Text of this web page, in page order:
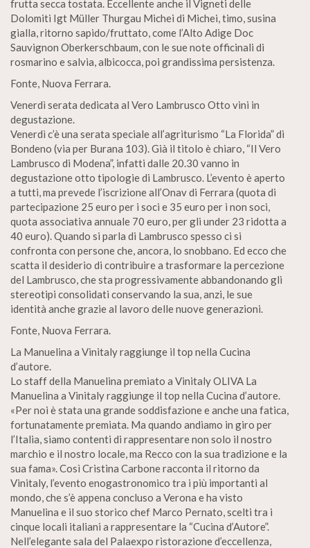
frutta secca tostata. Eccellente anche il Vigneti delle
Dolomiti Igt Müller Thurgau Michei di Michei, timo, susina
gialla, ritorno sapido/fruttato, come l’Alto Adige Doc
Sauvignon Oberkerschbaum, con le sue note officinali di
rosmarino e salvia, albicocca, poi grandissima persistenza.
Fonte, Nuova Ferrara.
Venerdì serata dedicata al Vero Lambrusco Otto vini in
degustazione.
Venerdì c’è una serata speciale all’agriturismo “La Florida” di
Bondeno (via per Burana 103). Già il titolo è chiaro, “Il Vero
Lambrusco di Modena”, infatti dalle 20.30 vanno in
degustazione otto tipologie di Lambrusco. L’evento è aperto
a tutti, ma prevede l’iscrizione all’Onav di Ferrara (quota di
partecipazione 25 euro per i soci e 35 euro per i non soci,
quota associativa annuale 70 euro, per gli under 23 ridotta a
40 euro). Quando si parla di Lambrusco spesso ci si
confronta con persone che, ancora, lo snobbano. Ed ecco che
scatta il desiderio di contribuire a trasformare la percezione
del Lambrusco, che sta progressivamente abbandonando gli
stereotipi consolidati conservando la sua, anzi, le sue
identità anche grazie al lavoro delle nuove generazioni.
Fonte, Nuova Ferrara.
La Manuelina a Vinitaly raggiunge il top nella Cucina
d’autore.
Lo staff della Manuelina premiato a Vinitaly OLIVA La
Manuelina a Vinitaly raggiunge il top nella Cucina d’autore.
«Per noi è stata una grande soddisfazione e anche una fatica,
fortunatamente premiata. Ma quando andiamo in giro per
l’Italia, siamo contenti di rappresentare non solo il nostro
marchio e il nostro locale, ma Recco con la sua tradizione e la
sua fama». Così Cristina Carbone racconta il ritorno da
Vinitaly, l’evento enogastronomico tra i più importanti al
mondo, che s’è appena concluso a Verona e ha visto
Manuelina e il suo storico chef Marco Pernato, scelti tra i
cinque locali italiani a rappresentare la “Cucina d’Autore”.
Nell’elegante sala del Palaexpo ristorazione d’eccellenza,